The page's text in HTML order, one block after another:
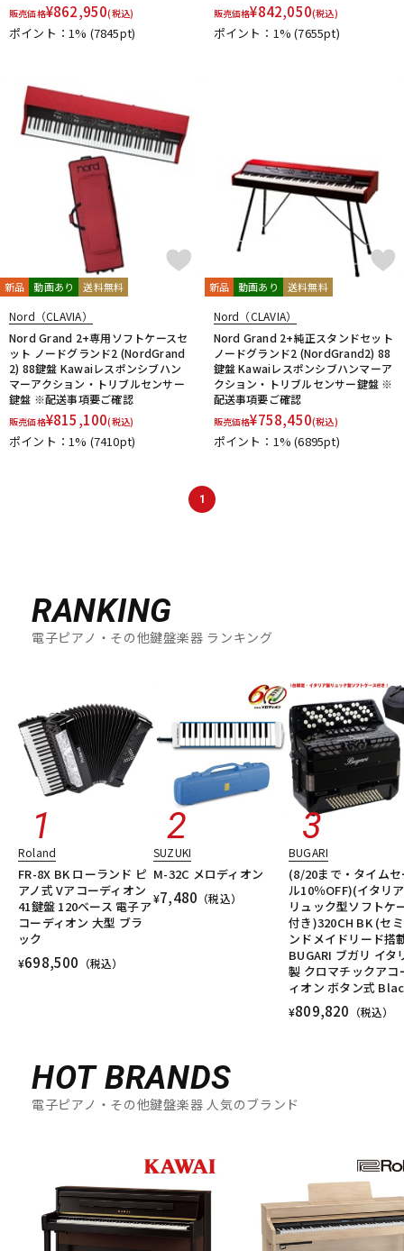
販売価格¥862,950(税込)
ポイント：1% (7845pt)
販売価格¥842,050(税込)
ポイント：1%(7655pt)
新品 動画あり 送料無料
Nord（CLAVIA）
Nord Grand 2+専用ソフトケースセ
ット ノードグランド2 (NordGrand
2) 88鍵盤 Kawaiレスポンシブハン
マーアクション・トリブルセンサー
鍵盤 ※配送事項要ご確認
販売価格¥815,100(税込)
ポイント：1% (7410pt)
新品 動画あり 送料無料
Nord（CLAVIA）
Nord Grand 2+純正スタンドセット
ノードグランド2 (NordGrand2) 88
鍵盤 Kawaiレスポンシブハンマーア
クション・トリブルセンサー鍵盤 ※
配送事項要ご確認
販売価格¥758,450(税込)
ポイント：1%(6895pt)
1
RANKING
電子ピアノ・その他鍵盤楽器 ランキング
Roland
FR-8X BK ローランド ピ
アノ式 Vアコーディオン
41鍵盤 120ベース 電子ア
コーディオン 大型 ブラ
ック
¥698,500 （税込）
SUZUKI
M-32C メロディオン
¥7,480 （税込）
BUGARI
(8/20まで・タイム
ル10％OFF)(イタリ
リュック型ソフトケ
付き)320CH BK (セ
ンドメイドリード搭
BUGARI ブガリ イタ
製 クロマチックアコ
ィオン ボタン式
¥809,820 （税込）
HOT BRANDS
電子ピアノ・その他鍵盤楽器 人気のブランド